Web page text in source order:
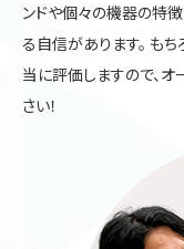
ンドや個々の機器の特
る自信があります。 も
当に評価しますので、
さい！